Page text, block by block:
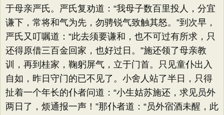
于母亲严氏。严氏复劝道：​“我母子数百里投人，分宜
谦下，常将和气为先，勿骋锐气致触其怒。​”到次早，
严氏又叮嘱道：​“此去须要谦和，也不可过有所求，只
还得原借三百金回家，也好过日。​”施还领了母亲教
训，再到桂家，鞠躬屏气，立于门首。只见童仆出入
自如，昨日守门的已不见了。小舍人站了半日，只得
扯着一个年长的仆者问道：​“小生姑苏施还，求见员外
两日了，烦通报一声！”那仆者道：​“员外宿酒未醒，此